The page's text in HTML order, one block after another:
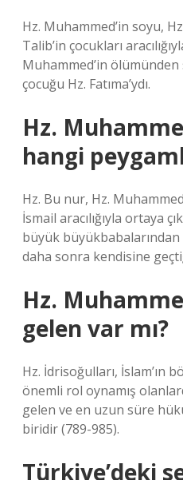
Hz. Muhammed’in soyu,
Talib’in çocukları
Muhammed’in
çocuğu Hz. Fatıma’ydı.
Hz.
hangi
Hz. Bu nur, Hz.
İsmail aracılığıyla ortaya
büyük büyükbabalarından
daha sonra kendisine
Hz.
gelen var mı?
Hz. İdrisoğulları, İslam’ın
önemli rol oynamış
gelen ve en uzun süre
biridir (789-985).
Türkiye’deki